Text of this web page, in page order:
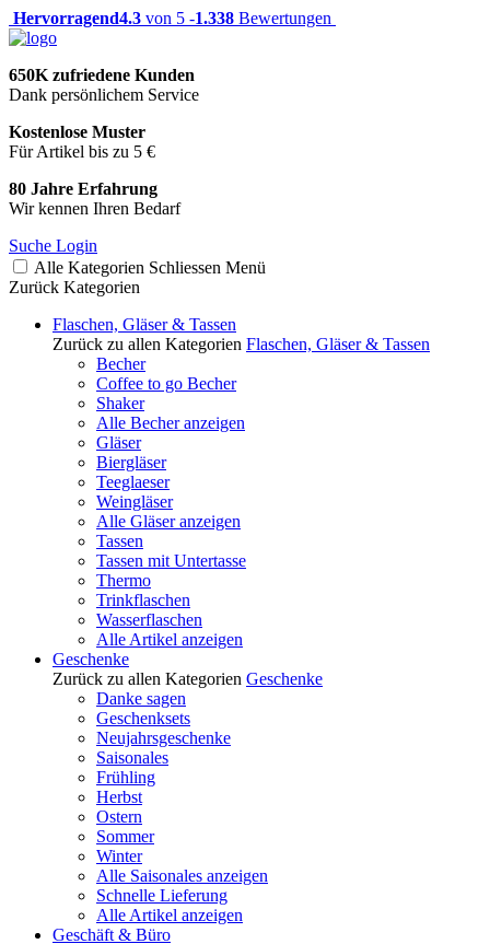
Hervorragend4.3 von 5 -1.338 Bewertungen
650K zufriedene Kunden
Dank persönlichem Service
Kostenlose Muster
Für Artikel bis zu 5 €
80 Jahre Erfahrung
Wir kennen Ihren Bedarf
Suche Login
Alle Kategorien Schliessen Menü
Zurück Kategorien
Flaschen, Gläser & Tassen
Zurück zu allen Kategorien Flaschen, Gläser & Tassen
Becher
Coffee to go Becher
Shaker
Alle Becher anzeigen
Gläser
Biergläser
Teeglaeser
Weingläser
Alle Gläser anzeigen
Tassen
Tassen mit Untertasse
Thermo
Trinkflaschen
Wasserflaschen
Alle Artikel anzeigen
Geschenke
Zurück zu allen Kategorien Geschenke
Danke sagen
Geschenksets
Neujahrsgeschenke
Saisonales
Frühling
Herbst
Ostern
Sommer
Winter
Alle Saisonales anzeigen
Schnelle Lieferung
Alle Artikel anzeigen
Geschäft & Büro